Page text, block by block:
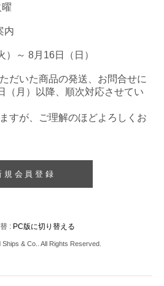
内
～ 8月16日（日）
だいた商品の発送、お問合せに
（月）以降、順次対応させてい
すが、ご理解のほどよろしくお
規会員登録
: PC版に切り替える
Ships & Co.. All Rights Reserved.